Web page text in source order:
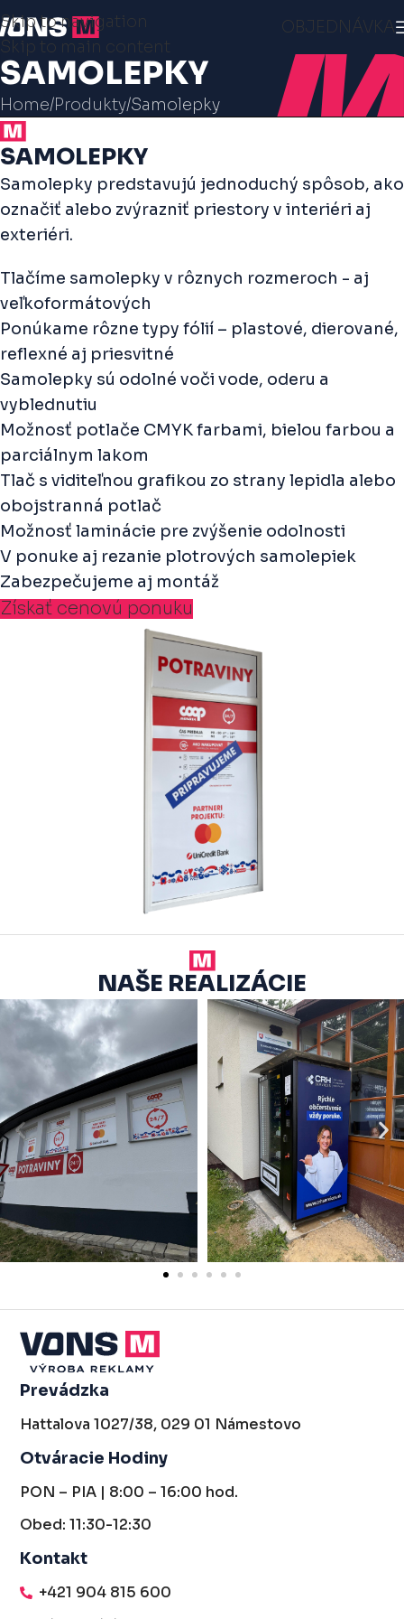
Skip to navigation
Skip to main content
OBJEDNÁVKA
SAMOLEPKY
Home Produkty Samolepky
SAMOLEPKY
Samolepky predstavujú jednoduchý spôsob, ako
označiť alebo zvýrazniť priestory v interiéri aj
exteriéri.
Tlačíme samolepky v rôznych rozmeroch - aj
veľkoformátových
Ponúkame rôzne typy fólií – plastové, dierované,
reflexné aj priesvitné
Samolepky sú odolné voči vode, oderu a
vyblednutiu
Možnosť potlače CMYK farbami, bielou farbou a
parciálnym lakom
Tlač s viditeľnou grafikou zo strany lepidla alebo
obojstranná potlač
Možnosť laminácie pre zvýšenie odolnosti
V ponuke aj rezanie plotrových samolepiek
Zabezpečujeme aj montáž
Získať cenovú ponuku
NAŠE REALIZÁCIE
Prevádzka
Hattalova 1027/38, 029 01 Námestovo
Otváracie Hodiny
PON – PIA | 8:00 – 16:00 hod.
Obed: 11:30-12:30
Kontakt
+421 904 815 600